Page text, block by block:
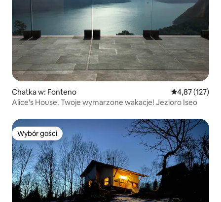
Chatka w: Fonteno Średnia
4,87 (127)
Alice's House. Twoje wymarzone wakacje! Jezioro Iseo
Wybór gości
Wybór gości